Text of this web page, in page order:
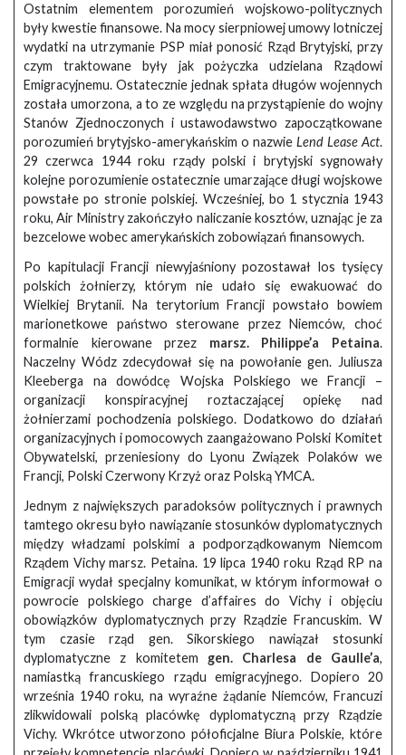
Ostatnim elementem porozumień wojskowo-politycznych
były kwestie finansowe. Na mocy sierpniowej umowy lotniczej
wydatki na utrzymanie PSP miał ponosić Rząd Brytyjski, przy
czym traktowane były jak pożyczka udzielana Rządowi
Emigracyjnemu. Ostatecznie jednak spłata długów wojennych
została umorzona, a to ze względu na przystąpienie do wojny
Stanów Zjednoczonych i ustawodawstwo zapoczątkowane
porozumień brytyjsko-amerykańskim o nazwie Lend Lease Act.
29 czerwca 1944 roku rządy polski i brytyjski sygnowały
kolejne porozumienie ostatecznie umarzające długi wojskowe
powstałe po stronie polskiej. Wcześniej, bo 1 stycznia 1943
roku, Air Ministry zakończyło naliczanie kosztów, uznając je za
bezcelowe wobec amerykańskich zobowiązań finansowych.
Po kapitulacji Francji niewyjaśniony pozostawał los tysięcy
polskich żołnierzy, którym nie udało się ewakuować do
Wielkiej Brytanii. Na terytorium Francji powstało bowiem
marionetkowe państwo sterowane przez Niemców, choć
formalnie kierowane przez marsz. Philippe’a Petaina.
Naczelny Wódz zdecydował się na powołanie gen. Juliusza
Kleeberga na dowódcę Wojska Polskiego we Francji –
organizacji konspiracyjnej roztaczającej opiekę nad
żołnierzami pochodzenia polskiego. Dodatkowo do działań
organizacyjnych i pomocowych zaangażowano Polski Komitet
Obywatelski, przeniesiony do Lyonu Związek Polaków we
Francji, Polski Czerwony Krzyż oraz Polską YMCA.
Jednym z największych paradoksów politycznych i prawnych
tamtego okresu było nawiązanie stosunków dyplomatycznych
między władzami polskimi a podporządkowanym Niemcom
Rządem Vichy marsz. Petaina. 19 lipca 1940 roku Rząd RP na
Emigracji wydał specjalny komunikat, w którym informował o
powrocie polskiego charge d’affaires do Vichy i objęciu
obowiązków dyplomatycznych przy Rządzie Francuskim. W
tym czasie rząd gen. Sikorskiego nawiązał stosunki
dyplomatyczne z komitetem gen. Charlesa de Gaulle’a,
namiastką francuskiego rządu emigracyjnego. Dopiero 20
września 1940 roku, na wyraźne żądanie Niemców, Francuzi
zlikwidowali polską placówkę dyplomatyczną przy Rządzie
Vichy. Wkrótce utworzono półoficjalne Biura Polskie, które